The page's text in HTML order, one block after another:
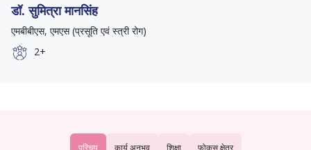
डॉ. सुमित्रा मानसिंह
एमबीबीएस, एमएस (प्रसूति एवं स्त्री रोग)
2+
परिचय कार्य अनुभव शिक्षा फोकस क्षेत्र